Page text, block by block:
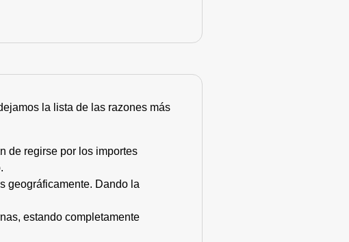
la lista de las razones más
de regirse por los importes
geográficamente. Dando la
estando completamente